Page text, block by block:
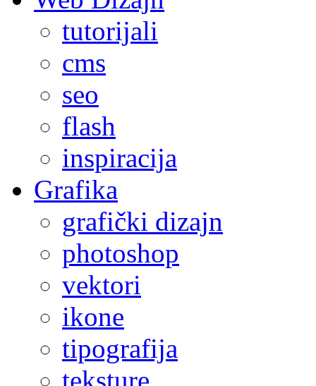
tutorijali
cms
seo
flash
inspiracija
Grafika
grafički dizajn
photoshop
vektori
ikone
tipografija
teksture